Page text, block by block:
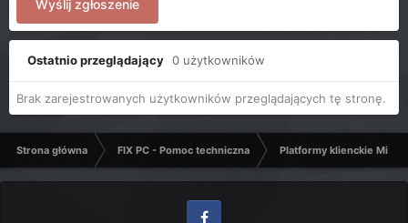
Wyślij zgłoszenie
Ostatnio przeglądający 0 użytkowników
Brak zarejestrowanych użytkowników przeglądających tę stronę.
Strona główna FIX PC - Pomoc techniczna Platformy klienckie